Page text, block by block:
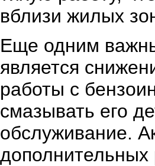
вблизи жилых
Еще одним
является
работы с
смазывать его
обслуживание.
дополнительных